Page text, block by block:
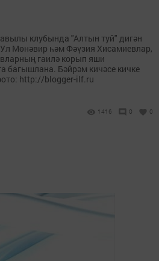
клубында "Алтын туй" дигән
Мөнәвир һәм Фәүзия Хисамиевлар,
гаилә корып яши
багышлана. Бәйрәм кичәсе кичке
http://blogger-ilf.ru
1416 0 0